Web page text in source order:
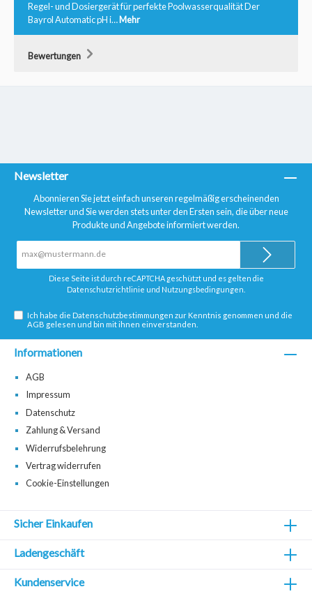
Regel- und Dosiergerät für perfekte Poolwasserqualität Der
Bayrol Automatic pH i…Mehr
Bewertungen
Newsletter
Abonnieren Sie jetzt einfach unseren regelmäßig erscheinenden
Newsletter und Sie werden stets unter den Ersten sein, die über neue
Produkte und Angebote informiert werden.
Adresse*
Diese Seite ist durch reCAPTCHA geschützt und es gelten die
Datenschutzrichtlinie und Nutzungsbedingungen
Ich habe dieDatenschutzbestimmungen zur Kenntnis genommen und die
AGB gelesen und bin mit ihnen einverstanden.
Kundenservice
Informationen
AGB
Impressum
Datenschutz
Zahlung & Versand
Widerrufsbelehrung
Vertrag widerrufen
Cookie-Einstellungen
Sicher Einkaufen
Ladengeschäft